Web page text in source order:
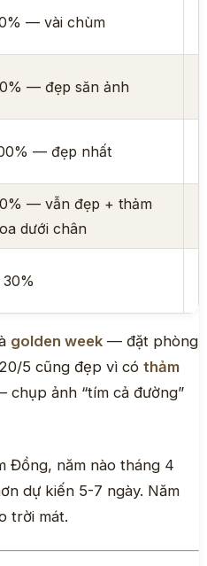
— vài chùm
— đẹp săn ảnh
— đẹp nhất
— vẫn đẹp + thảm
dưới chân
30%
golden week — đặt phòng
5 cũng đẹp vì có thảm
chụp ảnh “tím cả đường”
Đồng, năm nào tháng 4
dự kiến 5-7 ngày. Năm
trời mát.